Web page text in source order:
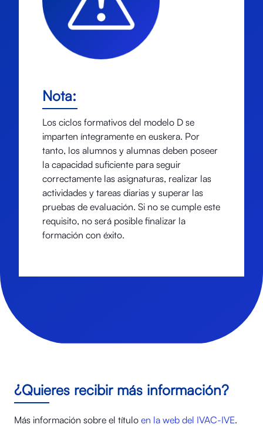
Nota:
Los ciclos formativos del modelo D se
imparten íntegramente en euskera. Por
tanto, los alumnos y alumnas deben poseer
la capacidad suficiente para seguir
correctamente las asignaturas, realizar las
actividades y tareas diarias y superar las
pruebas de evaluación. Si no se cumple este
requisito, no será posible finalizar la
formación con éxito.
¿Quieres recibir más información?
Más información sobre el título en la web del IVAC-IVE.